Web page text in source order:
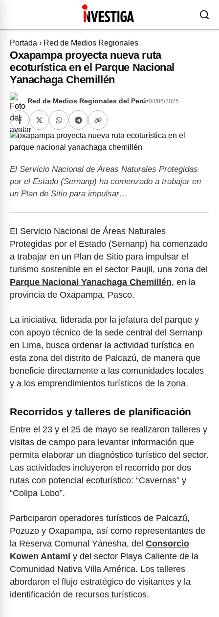
Portada › Red de Medios Regionales
Oxapampa proyecta nueva ruta
ecoturística en el Parque Nacional
Yanachaga Chemillén
Red de Medios Regionales del Perú•04/06/2025
El Servicio Nacional de Áreas Naturales Protegidas
por el Estado (Sernanp) ha comenzado a trabajar en
un Plan de Sitio para impulsar…
El Servicio Nacional de Áreas Naturales
Protegidas por el Estado (Sernanp) ha comenzado
a trabajar en un Plan de Sitio para impulsar el
turismo sostenible en el sector Paujil, una zona del
Parque Nacional Yanachaga Chemillén, en la
provincia de Oxapampa, Pasco.
La iniciativa, liderada por la jefatura del parque y
con apoyo técnico de la sede central del Sernanp
en Lima, busca ordenar la actividad turística en
esta zona del distrito de Palcazú, de manera que
beneficie directamente a las comunidades locales
y a los emprendimientos turísticos de la zona.
Recorridos y talleres de planificación
Entre el 23 y el 25 de mayo se realizaron talleres y
visitas de campo para levantar información que
permita elaborar un diagnóstico turístico del sector.
Las actividades incluyeron el recorrido por dos
rutas con potencial ecoturístico: “Cavernas” y
“Collpa Lobo”.
Participaron operadores turísticos de Palcazú,
Pozuzo y Oxapampa, así como representantes de
la Reserva Comunal Yánesha, del Consorcio
Kowen Antami y del sector Playa Caliente de la
Comunidad Nativa Villa América. Los talleres
abordaron el flujo estratégico de visitantes y la
identificación de recursos turísticos.